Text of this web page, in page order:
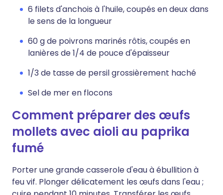
6 filets d'anchois à l'huile, coupés en deux dans
le sens de la longueur
60 g de poivrons marinés rôtis, coupés en
lanières de 1/4 de pouce d'épaisseur
1/3 de tasse de persil grossièrement haché
Sel de mer en flocons
Comment préparer des œufs
mollets avec aioli au paprika
fumé
Porter une grande casserole d'eau à ébullition à
feu vif. Plonger délicatement les œufs dans l'eau ;